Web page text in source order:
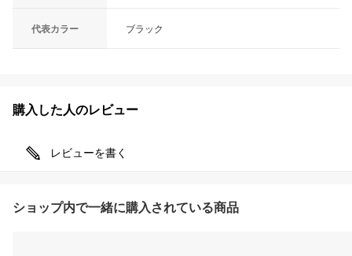
代表カラー ブラック
購入した人のレビュー
レビューを書く
ショップ内で一緒に購入されている商品